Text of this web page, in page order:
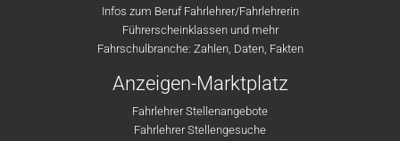
Infos zum Beruf Fahrlehrer/Fahrlehrerin
Führerscheinklassen und mehr
Fahrschulbranche: Zahlen, Daten, Fakten
Anzeigen-Marktplatz
Fahrlehrer Stellenangebote
Fahrlehrer Stellengesuche